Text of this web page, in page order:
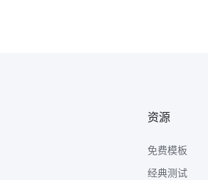
资源
免费模板
经典测试